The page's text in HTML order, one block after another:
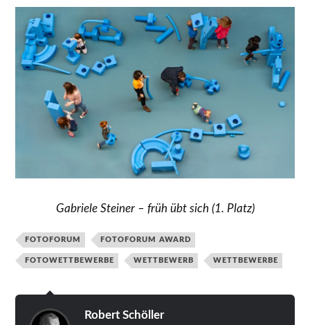
Gabriele Steiner – früh übt sich (1. Platz)
FOTOFORUM FOTOFORUM AWARD
FOTOWETTBEWERBE WETTBEWERB WETTBEWERBE
Robert Schöller